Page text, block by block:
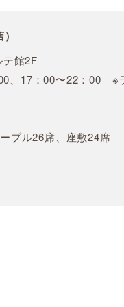
館2F
、17：00〜22：00 ※
ブル26席、座敷24席